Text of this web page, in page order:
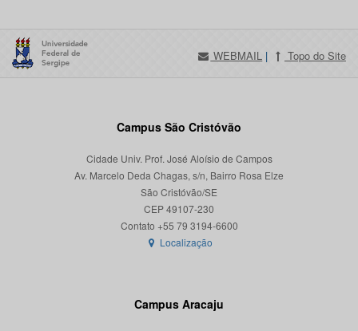
WEBMAIL | Topo do Site
Campus São Cristóvão
Cidade Univ. Prof. José Aloísio de Campos
Av. Marcelo Deda Chagas, s/n, Bairro Rosa Elze
São Cristóvão/SE
CEP 49107-230
Localização
Campus Aracaju